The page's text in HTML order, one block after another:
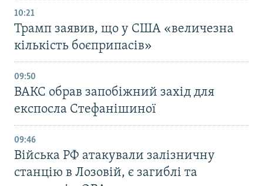
10:21
Трамп заявив, що у США «величезна
кількість боєприпасів»
09:50
ВАКС обрав запобіжний захід для
експосла Стефанішиної
09:46
Війська РФ атакували залізничну
станцію в Лозовій, є загиблі та